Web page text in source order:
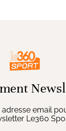
adresse email
Le360